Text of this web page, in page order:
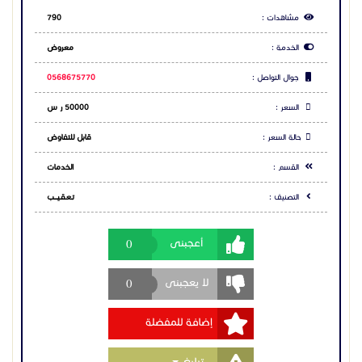
مشاهدات : 790
الخدمة : معروض
جوال التواصل : 0568675770
السعر : 50000 ر س
حالة السعر : قابل للتفاوض
القسم : الخدمات
التصنيف : تـعـقـيــــب
أعجبنى 0
لا يعجبنى 0
إضافة للمفضلة